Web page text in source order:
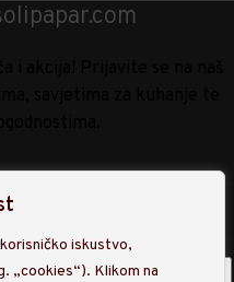
iskustvo,
„cookies“). Klikom na